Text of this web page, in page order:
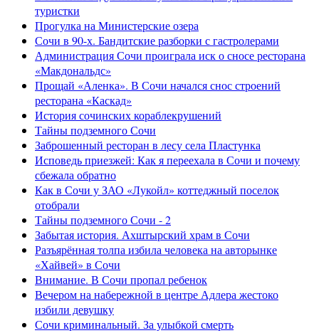
туристки
Прогулка на Министерские озера
Сочи в 90-х. Бандитские разборки с гастролерами
Администрация Сочи проиграла иск о сносе ресторана
«Макдональдс»
Прощай «Аленка». В Сочи начался снос строений
ресторана «Каскад»
История сочинских кораблекрушений
Тайны подземного Сочи
Заброшенный ресторан в лесу села Пластунка
Исповедь приезжей: Как я переехала в Сочи и почему
сбежала обратно
Как в Сочи у ЗАО «Лукойл» коттеджный поселок
отобрали
Тайны подземного Сочи - 2
Забытая история. Ахштырский храм в Сочи
Разъярённая толпа избила человека на авторынке
«Хайвей» в Сочи
Внимание. В Сочи пропал ребенок
Вечером на набережной в центре Адлера жестоко
избили девушку
Сочи криминальный. За улыбкой смерть